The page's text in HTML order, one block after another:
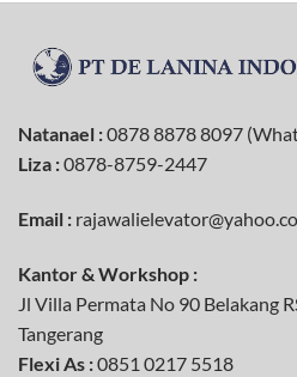
Natanael :0878 8878 8097
Liza :0878-8759-2447
Email :
Kantor & Workshop :
Jl Villa Permata No 90 Belakang
Tangerang
Flexi As :0851 0217 5518